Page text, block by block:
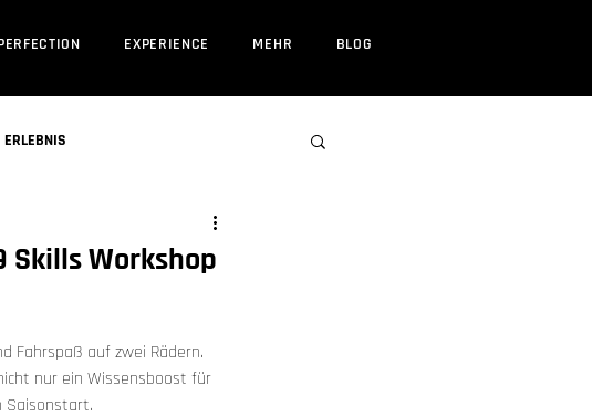
EXPERIENCE MEHR BLOG
ERLEBNIS
Workshop
Fahrspaß auf zwei Rädern.
nur ein Wissensboost für
Saisonstart.